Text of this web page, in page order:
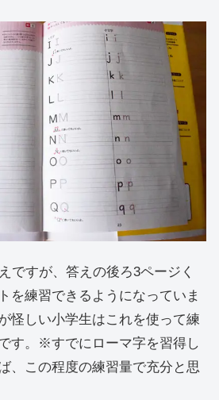
ですが、答えの後ろ3ページく
を練習できるようになっていま
怪しい小学生はこれを使って練
す。※すでにローマ字を習得し
、この程度の練習量で充分と思